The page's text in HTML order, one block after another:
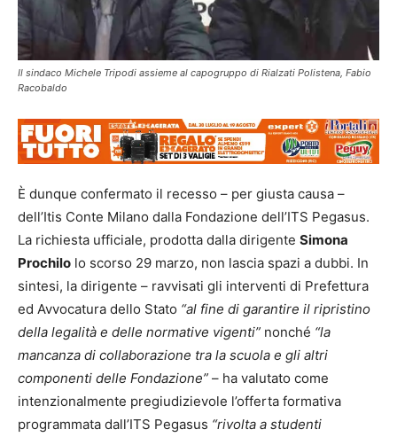
Il sindaco Michele Tripodi assieme al capogruppo di Rialzati Polistena, Fabio
Racobaldo
È dunque confermato il recesso – per giusta causa –
dell’Itis Conte Milano dalla Fondazione dell’ITS Pegasus.
La richiesta ufficiale, prodotta dalla dirigente Simona
Prochilo lo scorso 29 marzo, non lascia spazi a dubbi. In
sintesi, la dirigente – ravvisati gli interventi di Prefettura
ed Avvocatura dello Stato “al fine di garantire il ripristino
della legalità e delle normative vigenti” nonché “la
mancanza di collaborazione tra la scuola e gli altri
componenti delle Fondazione” – ha valutato come
intenzionalmente pregiudizievole l’offerta formativa
programmata dall’ITS Pegasus “rivolta a studenti